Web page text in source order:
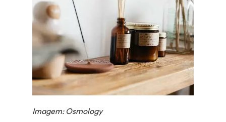
Imagem: Osmology